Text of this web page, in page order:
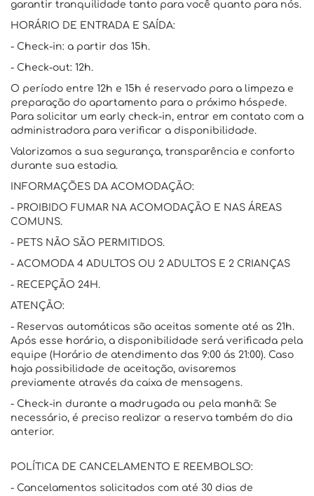
garantir tranquilidade tanto para você quanto para nós.
HORÁRIO DE ENTRADA E SAÍDA:
- Check-in: a partir das 15h.
- Check-out: 12h.
O período entre 12h e 15h é reservado para a limpeza e
preparação do apartamento para o próximo hóspede.
Para solicitar um early check-in, entrar em contato com a
administradora para verificar a disponibilidade.
Valorizamos a sua segurança, transparência e conforto
durante sua estadia.
INFORMAÇÕES DA ACOMODAÇÃO:
- PROIBIDO FUMAR NA ACOMODAÇÃO E NAS ÁREAS
COMUNS.
- PETS NÃO SÃO PERMITIDOS.
- ACOMODA 4 ADULTOS OU 2 ADULTOS E 2 CRIANÇAS
- RECEPÇÃO 24H.
ATENÇÃO:
- Reservas automáticas são aceitas somente até as 21h.
Após esse horário, a disponibilidade será verificada pela
equipe (Horário de atendimento das 9:00 ás 21:00). Caso
haja possibilidade de aceitação, avisaremos
previamente através da caixa de mensagens.
- Check-in durante a madrugada ou pela manhã: Se
necessário, é preciso realizar a reserva também do dia
anterior.
POLÍTICA DE CANCELAMENTO E REEMBOLSO:
- Cancelamentos solicitados com até 30 dias de